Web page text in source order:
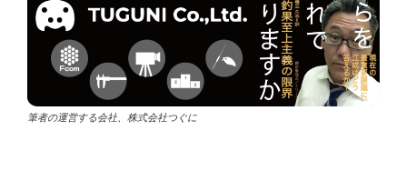
筆者の運営する会社、株式会社つぐに